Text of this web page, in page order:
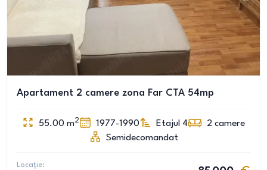
Apartament 2 camere zona Far CTA 54mp
55.00 m2 1977-1990 Etajul 4 2 camere
Semidecomandat
Locație: